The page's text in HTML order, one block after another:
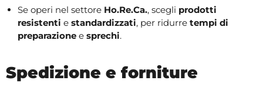
Se operi nel settore Ho.Re.Ca., scegli prodotti
resistenti e standardizzati, per ridurre tempi di
preparazione e sprechi.
Spedizione e forniture